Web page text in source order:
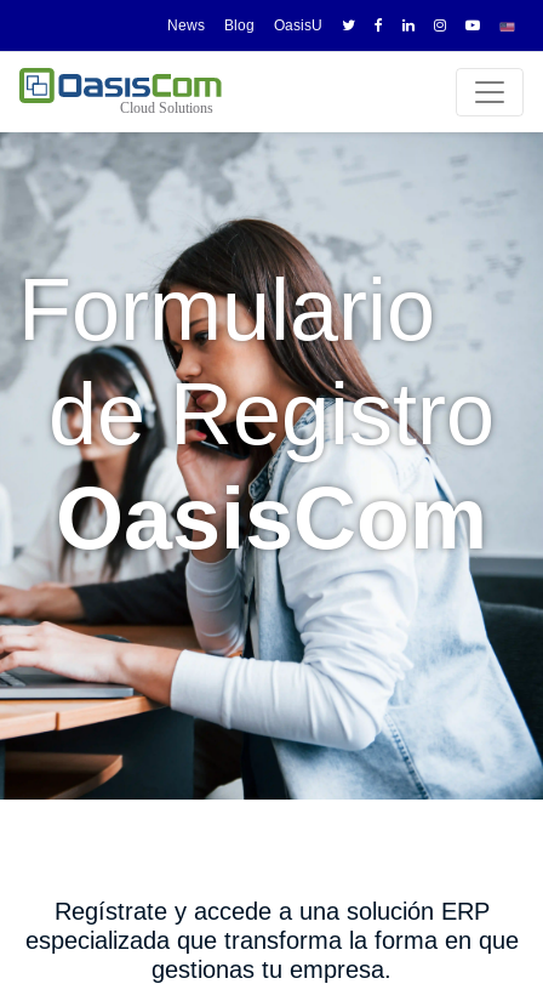
News Blog OasisU
-
Formulario
de Registro
OasisCom
Regístrate y accede a una solución ERP
especializada que transforma la forma en que
gestionas tu empresa.